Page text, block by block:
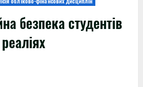
безпека студентів